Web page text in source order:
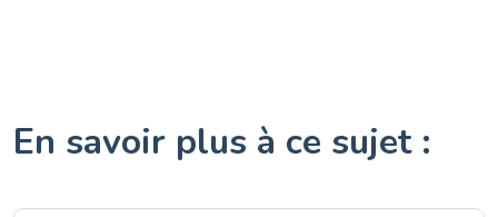
En savoir plus à ce sujet :